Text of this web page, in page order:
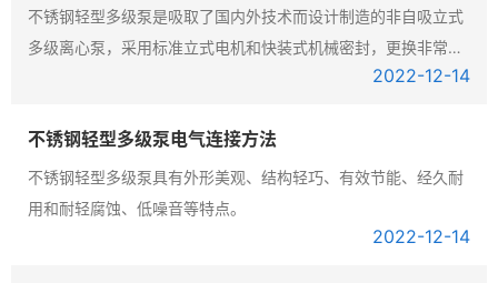
为了保证消防泵的稳定、高效运行，我们...
不锈钢轻型多级泵是吸取了国内外技术而设计制造的非自吸立式
多级离心泵，采用标准立式电机和快装式机械密封，更换非常方
2022-12-14
不锈钢轻型多级泵电气连接方法
不锈钢轻型多级泵具有外形美观、结构轻巧、有效节能、经久耐
用和耐轻腐蚀、低噪音等特点。
2022-12-14